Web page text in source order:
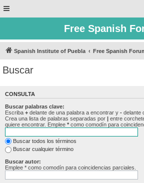
Free Spanish
Spanish Institute of Puebla Free Spanish
Buscar
CONSULTA
Buscar palabras clave:
Escriba + delante de una palabra a encontrar y - delante
Crea una lista de palabras separadas por | entre
quiere encontrar. Emplee * como comodín para
Buscar todos los términos
Buscar cualquier término
Buscar autor:
Emplee * como comodín para coincidencias parciales.